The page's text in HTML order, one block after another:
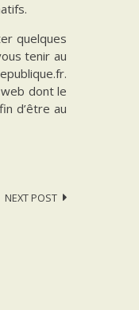
quelques
tenir au
dont le
d’être au
NEXT POST